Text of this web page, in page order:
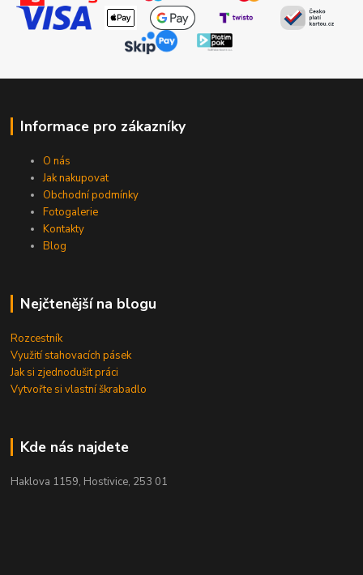
Informace pro zákazníky
O nás
Jak nakupovat
Obchodní podmínky
Fotogalerie
Kontakty
Blog
Nejčtenější na blogu
Rozcestník
Využití stahovacích pásek
Jak si zjednodušit práci
Vytvořte si vlastní škrabadlo
Kde nás najdete
Haklova 1159, Hostivice, 253 01